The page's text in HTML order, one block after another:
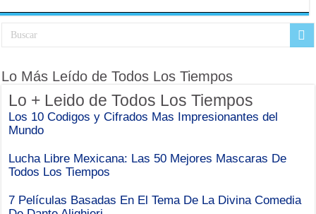
Lo Más Leído de Todos Los Tiempos
Lo + Leido de Todos Los Tiempos
Los 10 Codigos y Cifrados Mas Impresionantes del
Mundo
Lucha Libre Mexicana: Las 50 Mejores Mascaras De
Todos Los Tiempos
7 Películas Basadas En El Tema De La Divina Comedia